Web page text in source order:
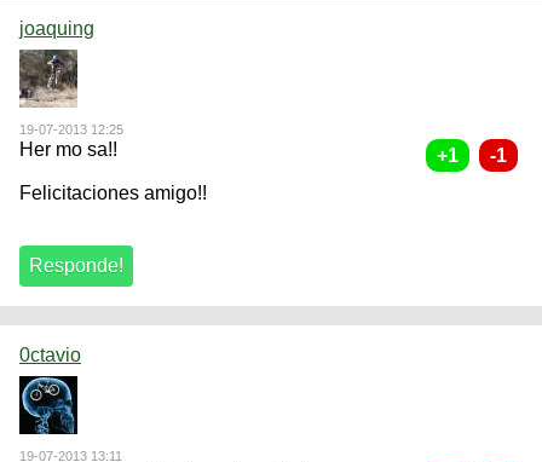
joaquing
19-07-2013 12:25
Her mo sa!!
Felicitaciones amigo!!
0ctavio
19-07-2013 13:11